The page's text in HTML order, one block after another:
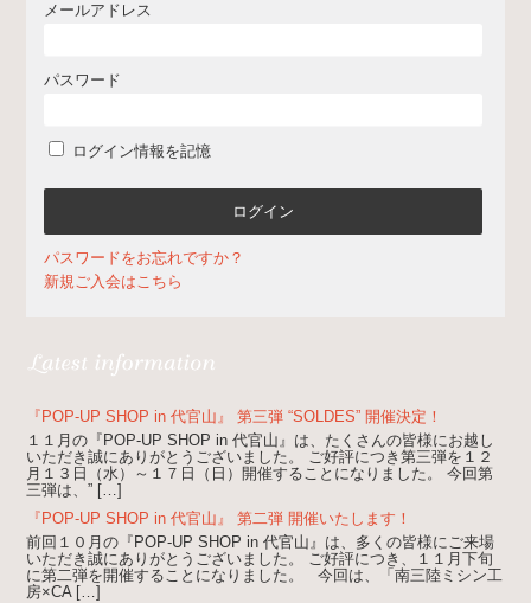
メールアドレス
パスワード
ログイン情報を記憶
パスワードをお忘れですか？
新規ご入会はこちら
『POP-UP SHOP in 代官山』 第三弾 “SOLDES” 開催決定！
１１月の『POP-UP SHOP in 代官山』は、たくさんの皆様にお越し
いただき誠にありがとうございました。 ご好評につき第三弾を１２
月１３日（水）～１７日（日）開催することになりました。 今回第
三弾は、” […]
『POP-UP SHOP in 代官山』 第二弾 開催いたします！
前回１０月の『POP-UP SHOP in 代官山』は、多くの皆様にご来場
いただき誠にありがとうございました。 ご好評につき、１１月下旬
に第二弾を開催することになりました。 今回は、「南三陸ミシン工
房×CA […]